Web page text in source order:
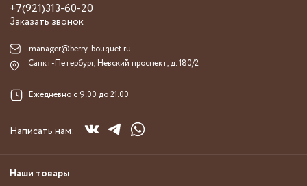
+7(921)313-60-20
Заказать звонок
manager@berry-bouquet.ru
Санкт-Петербург, Невский проспект, д. 180/2
Ежедневно с 9.00 до 21.00
Написать нам:
Наши товары